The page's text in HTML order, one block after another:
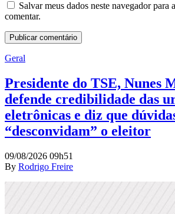
Salvar meus dados neste navegador para
comentar.
Geral
Presidente do TSE, Nunes
defende credibilidade das
eletrônicas e diz que
“desconvidam” o eleitor
09/08/2026 09h51
By Rodrigo Freire